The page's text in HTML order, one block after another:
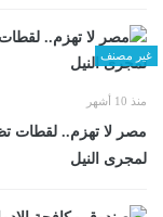
غير مصنف
منذ 10 أشهر
مصر لا تهزم.. لقطات
لمجرى النيل